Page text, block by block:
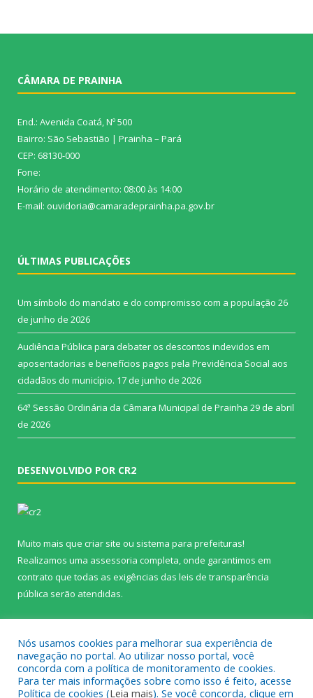
CÂMARA DE PRAINHA
End.: Avenida Coatá, Nº 500
Bairro: São Sebastião | Prainha – Pará
CEP: 68130-000
Fone:
Horário de atendimento: 08:00 às 14:00
E-mail: ouvidoria@camaradeprainha.pa.gov.br
ÚLTIMAS PUBLICAÇÕES
Um símbolo do mandato e do compromisso com a população 26
de junho de 2026
Audiência Pública para debater os descontos indevidos em
aposentadorias e benefícios pagos pela Previdência Social aos
cidadãos do município. 17 de junho de 2026
64ª Sessão Ordinária da Câmara Municipal de Prainha 29 de abril
de 2026
DESENVOLVIDO POR CR2
Muito mais que criar site ou sistema para prefeituras!
Realizamos uma assessoria completa, onde garantimos em
contrato que todas as exigências das leis de transparência
pública serão atendidas.
Nós usamos cookies para melhorar sua experiência de
navegação no portal. Ao utilizar nosso portal, você
concorda com a política de monitoramento de cookies.
Para ter mais informações sobre como isso é feito, acesse
Política de cookies (Leia mais). Se você concorda, clique em